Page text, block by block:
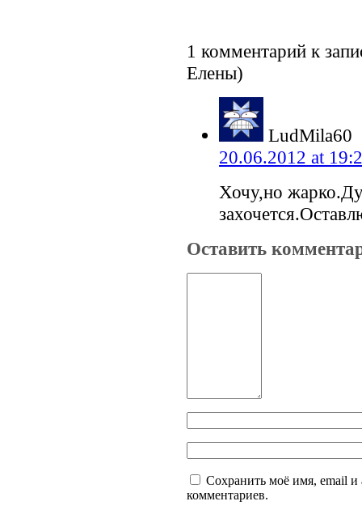
1 комментарий к
Елены)
LudMila60
20.06.2012 at
Хочу,но
Оставить
Сохранить моё имя, email и
комментариев.